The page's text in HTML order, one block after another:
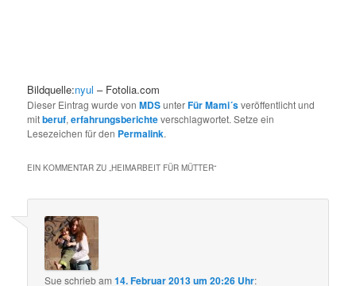
Bildquelle:nyul – Fotolia.com
Dieser Eintrag wurde vonMDSunterFür Mami´sveröffentlicht und
mitberuf,erfahrungsberichteverschlagwortet. Setze ein
Lesezeichen für den Permalink.
EIN KOMMENTAR ZU „HEIMARBEIT FÜR MÜTTER“
Sue schriebam14. Februar 2013 um 20:26 Uhr: